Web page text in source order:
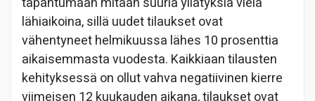
lähiaikoina, sillä uudet tilaukset ovat
vähentyneet helmikuussa lähes 10 prosenttia
aikaisemmasta vuodesta. Kaikkiaan tilausten
kehityksessä on ollut vahva negatiivinen kierre
viimeisen 12 kuukauden aikana, tilaukset ovat